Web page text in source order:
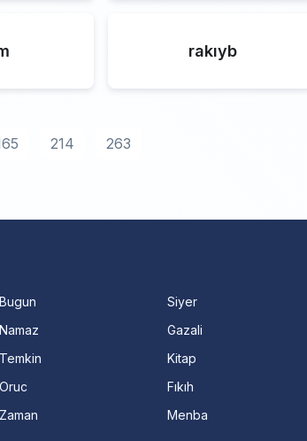
rakıyb
214 263
Bugun
Namaz
Temkin
Oruc
Zaman
Siyer
Gazali
Kitap
Fıkıh
Menba